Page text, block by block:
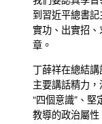
到習近平總書
實功、出實招
章。
丁薛祥在總結
主要講話精力
“四個意識”、堅
教導的政治屬